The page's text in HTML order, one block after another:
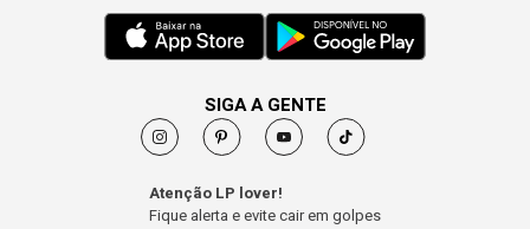
SIGA A GENTE
Atenção LP lover!
Fique alerta e evite cair em golpes